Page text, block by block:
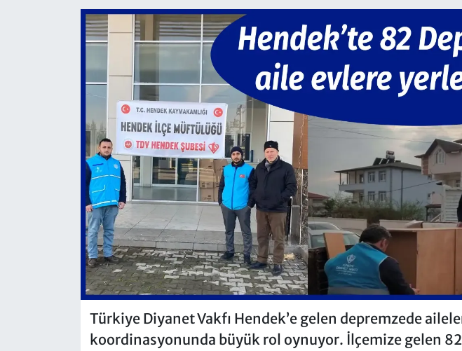
Türkiye Diyanet Vakfı Hendek’e gelen depremzede
koordinasyonunda büyük rol oynuyor. İlçemize gelen
İletişim